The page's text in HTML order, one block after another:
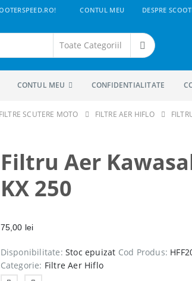
CONTUL MEU DESPRE
CONTUL MEU CONFIDENTIALITATE
FILTRE SCUTERE MOTO FILTRE AER HIFLO
Filtru Aer
KX 250
75,00 lei
Disponibilitate:Stoc epuizat Cod Produs:
Categorie: Filtre Aer Hiflo